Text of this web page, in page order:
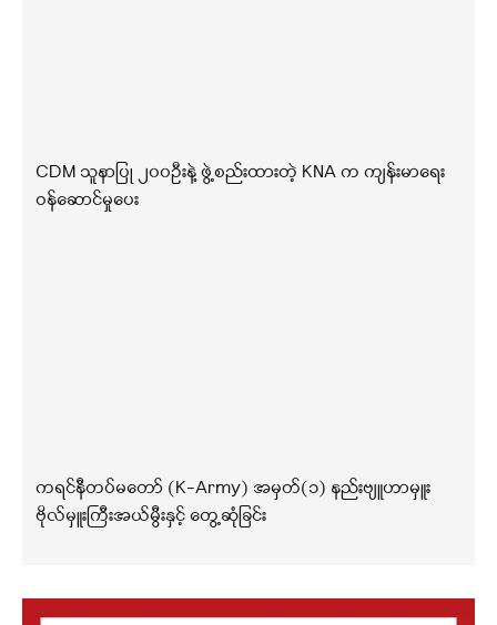
CDM သူနာပြု ၂၀၀ဦးနဲ့ ဖွဲ့စည်းထားတဲ့ KNA က ကျန်းမာရေး
ဝန်ဆောင်မှုပေး
ကရင်နီတပ်မတော် (K-Army) အမှတ်(၁) နည်းဗျူဟာမှူး
ဗိုလ်မှူးကြီးအယ်မွီးနှင့် တွေ့ဆုံခြင်း